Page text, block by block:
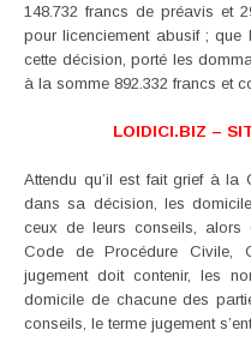
148.732 francs de préavis et
pour licenciement abusif ; que
cette décision, porté les
à la somme 892.332 francs et
LOIDICI.BIZ –
Attendu qu’il est fait grief à la
dans sa décision, les
ceux de leurs conseils, alors
Code de Procédure Civile,
jugement doit contenir, les
domicile de chacune des
conseils, le terme jugement